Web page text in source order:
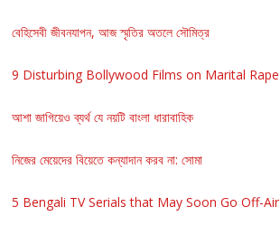
বেহিসেবী জীবনযাপন, আজ স্মৃতির অতলে সৌমিত্র
9 Disturbing Bollywood Films on Marital Rape
আশা জাগিয়েও ব্যর্থ যে নয়টি বাংলা ধারাবাহিক
নিজের মেয়েদের বিয়েতে কন্যাদান করব না: সোমা
5 Bengali TV Serials that May Soon Go Off-Air